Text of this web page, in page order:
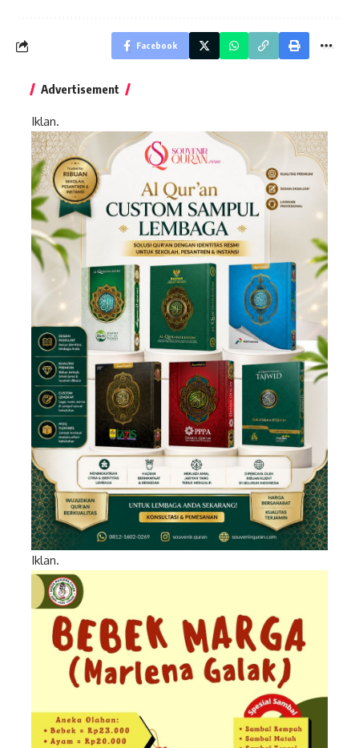
Facebook
Advertisement
Iklan.
Iklan.